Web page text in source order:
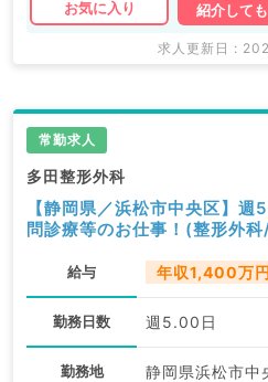
お気に入り
紹介して
求人更新日 :
常勤求人
多田整形外科
【静岡県／浜松市中央区】
問診療等のお仕事！(整形外
給与 年収1,400万円
勤務日数 週5.00日
勤務地 静岡県浜松市中